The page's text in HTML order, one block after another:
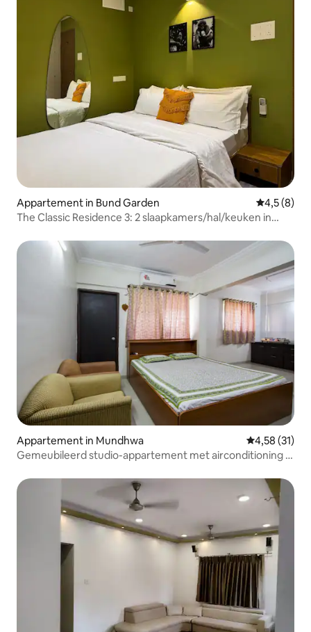
Appartement in Bund Garden
4,5 (8)
The Classic Residence 3: 2 slaapkamers/hal/keuken in
Appartement in Mundhwa Gemiddelde
4,58 (31)
Gemeubileerd studio-appartement met airconditioning in